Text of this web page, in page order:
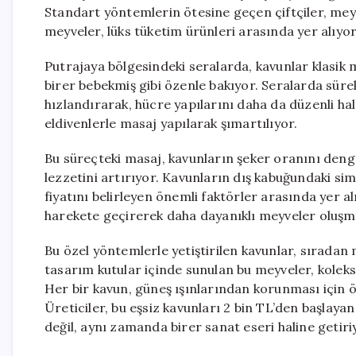
Standart yöntemlerin ötesine geçen çiftçiler,
meyveler, lüks tüketim ürünleri arasında yer
Putrajaya bölgesindeki seralarda, kavunlar klasik
birer bebekmiş gibi özenle bakıyor. Seralarda
hızlandırarak, hücre yapılarını daha da düzenli
eldivenlerle masaj yapılarak şımartılıyor.
Bu süreçteki masaj, kavunların şeker oranını
lezzetini artırıyor. Kavunların dış kabuğundaki
fiyatını belirleyen önemli faktörler arasında yer
harekete geçirerek daha dayanıklı meyveler
Bu özel yöntemlerle yetiştirilen kavunlar,
tasarım kutular içinde sunulan bu meyveler,
Her bir kavun, güneş ışınlarından korunması
Üreticiler, bu eşsiz kavunları 2 bin TL’den
değil, aynı zamanda birer sanat eseri haline